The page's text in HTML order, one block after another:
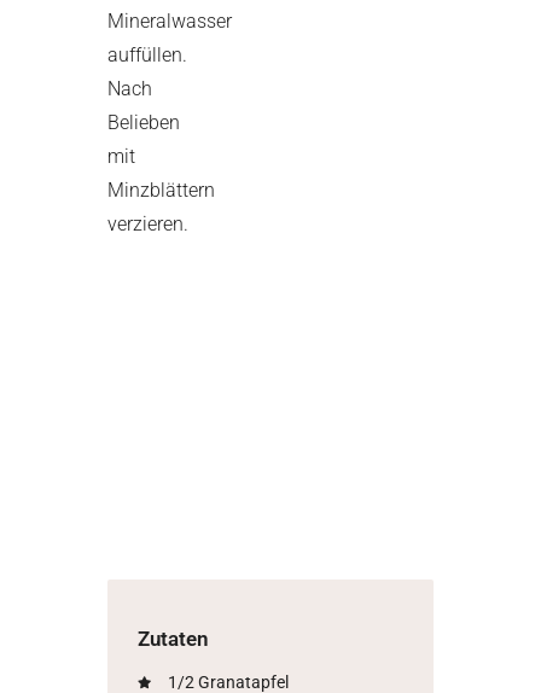
Mineralwasser
auffüllen.
Nach
Belieben
mit
Minzblättern
verzieren.
Zutaten
1/2 Granatapfel